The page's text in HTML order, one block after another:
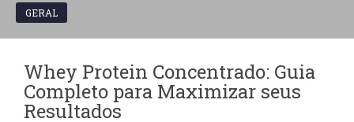
GERAL
Whey Protein Concentrado: Guia
Completo para Maximizar seus
Resultados